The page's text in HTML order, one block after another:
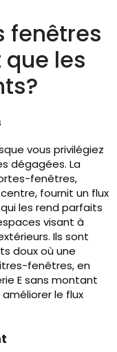
fenêtres
les
vous privilégiez
dégagées. La
fenêtres,
fournit un flux
les rend parfaits
visant à
Ils sont
doux où une
fenêtres, en
E sans montant
le flux